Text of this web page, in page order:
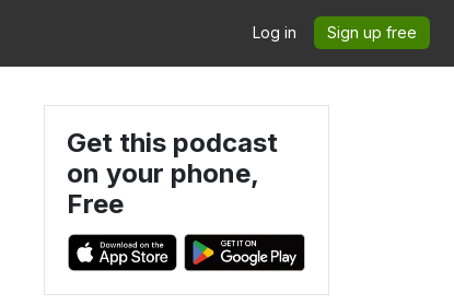
Log in Sign up free
Get this podcast
on your phone,
Free